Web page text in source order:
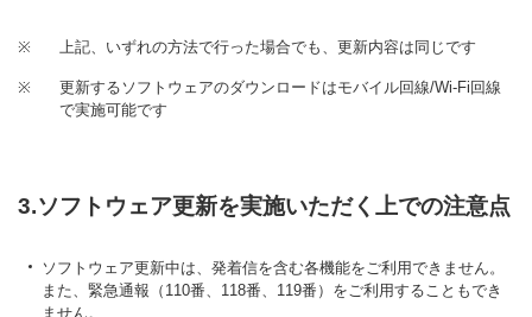
※ 上記、いずれの方法で行った場合でも、更新内容は同じです
※
更新するソフトウェアのダウンロードはモバイル回線/Wi-Fi回線
で実施可能です
3.ソフトウェア更新を実施いただく上での注意点
ソフトウェア更新中は、発着信を含む各機能をご利用できません。
また、緊急通報（110番、118番、119番）をご利用することもでき
ません。